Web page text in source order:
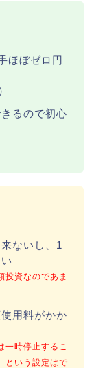
ほぼゼロ円
るので初心
ないし、1
投資なのであま
用料がかか
一時停止するこ
という設定はで